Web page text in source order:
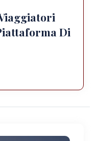
Di